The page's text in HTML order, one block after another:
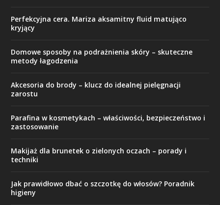
Perfekcyjna cera. Mariza aksamitny fluid matująco
kryjący
Domowe sposoby na podrażnienia skóry – skuteczne
metody łagodzenia
Akcesoria do brody – klucz do idealnej pielęgnacji
zarostu
Parafina w kosmetykach – właściwości, bezpieczeństwo i
zastosowanie
Makijaż dla brunetek o zielonych oczach – porady i
techniki
Jak prawidłowo dbać o szczotkę do włosów? Poradnik
higieny